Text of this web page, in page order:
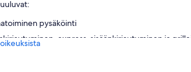
pysäköinti
express-sisäänkirjautuminen ja